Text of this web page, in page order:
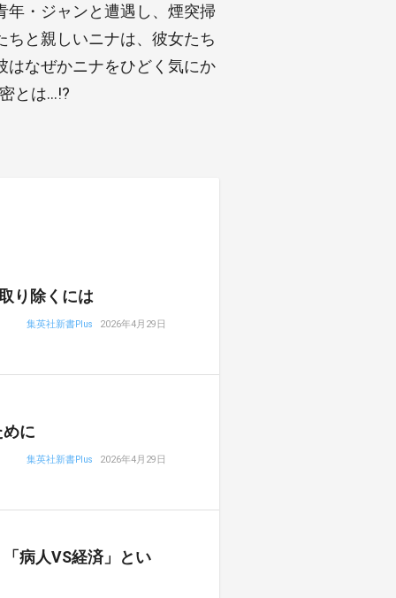
年・ジャンと遭遇し、煙突掃
と親しいニナは、彼女たち
はなぜかニナをひどく気にか
とは…!?
り除くには
集英社新書Plus 2026年4月29日
に
集英社新書Plus 2026年4月29日
病人VS経済」とい